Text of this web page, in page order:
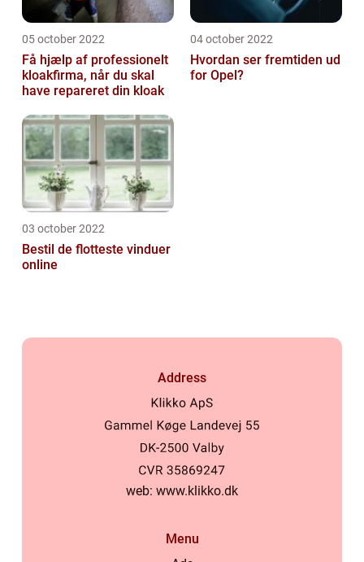
05 october 2022
Få hjælp af professionelt
kloakfirma, når du skal
have repareret din kloak
04 october 2022
Hvordan ser fremtiden ud
for Opel?
03 october 2022
Bestil de flotteste vinduer
online
Address
web: www.klikko.dk
Menu